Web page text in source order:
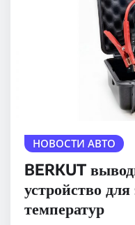
НОВОСТИ АВТО
BERKUT
устройство
температур